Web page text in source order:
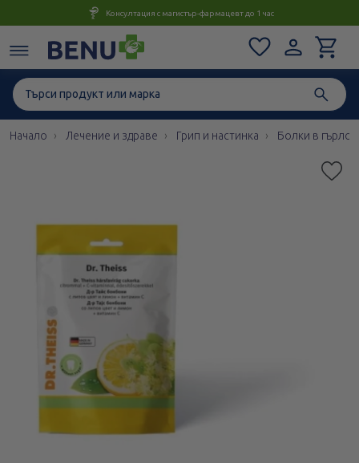
Консултация с магистър-фармацевт до 1 час
Начало Лечение и здраве Грип и настинка Болки в